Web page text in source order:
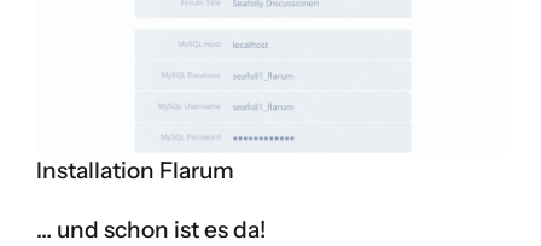
Installation Flarum
… und schon ist es da!